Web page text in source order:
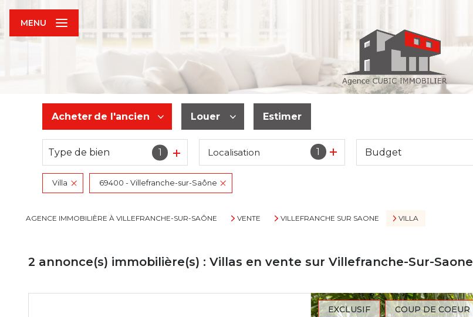
MENU
Acheter de l'ancien
De l'ancien
Louer
à l'année
Estimer
Type de bien 1 1
Localisation Budget
Villa 69400 - Villefranche-sur-Saône
AGENCE IMMOBILIÈRE À VILLEFRANCHE-SUR-SAÔNE VENTE VILLEFRANCHE SUR SAONE VILLA
2 annonce(s) immobilière(s) : Villas en vente sur Villefranche-Sur-Saone
EXCLUSIF COUP DE COEUR